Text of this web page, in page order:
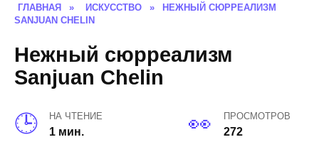
ГЛАВНАЯ » ИСКУССТВО »
НЕЖНЫЙ СЮРРЕАЛИЗМ
SANJUAN CHELIN
Нежный сюрреализм
Sanjuan Chelin
НА ЧТЕНИЕ
1 мин.
ПРОСМОТРОВ
272